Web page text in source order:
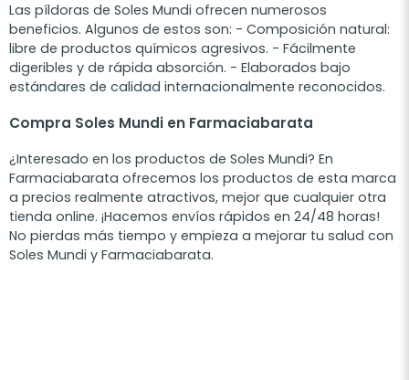
Las píldoras de Soles Mundi ofrecen numerosos
beneficios. Algunos de estos son: - Composición natural:
libre de productos químicos agresivos. - Fácilmente
digeribles y de rápida absorción. - Elaborados bajo
estándares de calidad internacionalmente reconocidos.
Compra Soles Mundi en Farmaciabarata
¿Interesado en los productos de Soles Mundi? En
Farmaciabarata ofrecemos los productos de esta marca
a precios realmente atractivos, mejor que cualquier otra
tienda online. ¡Hacemos envíos rápidos en 24/48 horas!
No pierdas más tiempo y empieza a mejorar tu salud con
Soles Mundi y Farmaciabarata.